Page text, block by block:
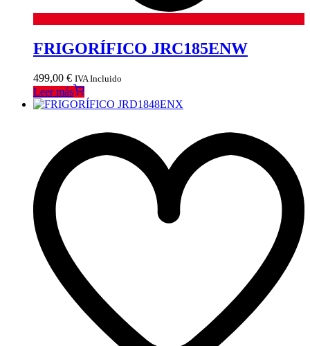
FRIGORÍFICO JRC185ENW
499,00 € IVA Incluido
Leer más